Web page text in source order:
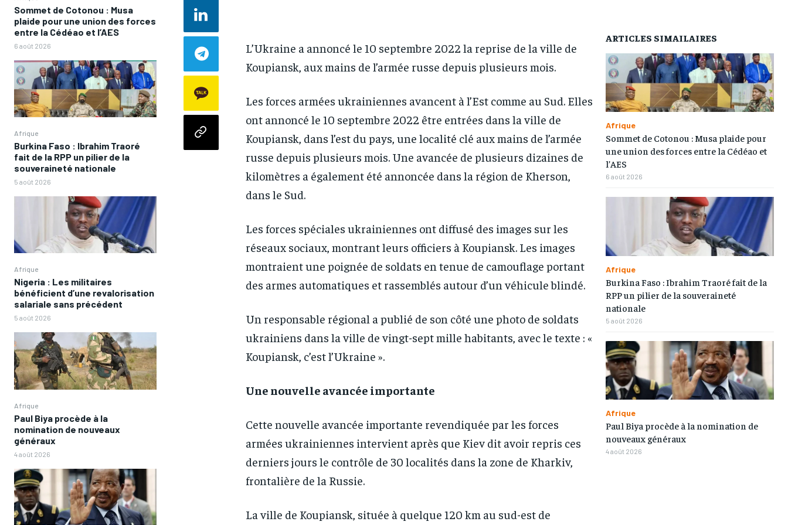
COMMUNIQUÉ
CULTURE
DIVERS
ECONOMIE
MONDE
OPPORTUNITÉ
L’INTEGRAL
TOGOREGARD
LOMEBOUGEINFO
NOUVELLE D’AFRIQUE
LEDEFENSEURINFO
228FOOT
ACTU LOMÉ
COMMUNIQUÉ
CULTURE
DIVERS
ECONOMIE
MONDE
OPPORTUNITÉ
L’INTEGRAL
TOGOREGARD
LOMEBOUGEINFO
NOUVELLE D’AFRIQUE
LEDEFENSEURINFO
228FOOT
ACTU LOMÉ
COMMUNIQUÉ
CULTURE
DIVERS
ECONOMIE
MONDE
OPPORTUNITÉ
L’INTEGRAL
TOGOREGARD
LOMEBOUGEINFO
NOUVELLE D’AFRIQUE
LEDEFENSEURINFO
228FOOT
ACTU LOMÉ
COMMUNIQUÉ
CULTURE
DIVERS
ECONOMIE
MONDE
OPPORTUNITÉ
L’INTEGRAL
TOGOREGARD
LOMEBOUGEINFO
NOUVELLE D’AFRIQUE
LEDEFENSEURINFO
228FOOT
ACTU LOMÉ
Sommet de Cotonou : Musa
plaide pour une union des forces
entre la Cédéao et l’AES
6 août 2026
Afrique
Burkina Faso : Ibrahim Traoré
fait de la RPP un pilier de la
souveraineté nationale
5 août 2026
Afrique
Nigeria : Les militaires
bénéficient d’une revalorisation
salariale sans précédent
5 août 2026
Afrique
Paul Biya procède à la
nomination de nouveaux
généraux
4 août 2026
L’Ukraine a annoncé le 10 septembre 2022 la reprise de la ville de
Koupiansk, aux mains de l’armée russe depuis plusieurs mois.
Les forces armées ukrainiennes avancent à l’Est comme au Sud. Elles
ont annoncé le 10 septembre 2022 être entrées dans la ville de
Koupiansk, dans l’est du pays, une localité clé aux mains de l’armée
russe depuis plusieurs mois. Une avancée de plusieurs dizaines de
kilomètres a également été annoncée dans la région de Kherson,
dans le Sud.
Les forces spéciales ukrainiennes ont diffusé des images sur les
réseaux sociaux, montrant leurs officiers à Koupiansk. Les images
montraient une poignée de soldats en tenue de camouflage portant
des armes automatiques et rassemblés autour d’un véhicule blindé.
Un responsable régional a publié de son côté une photo de soldats
ukrainiens dans la ville de vingt-sept mille habitants, avec le texte : «
Koupiansk, c’est l’Ukraine ».
Une nouvelle avancée importante
Cette nouvelle avancée importante revendiquée par les forces
armées ukrainiennes intervient après que Kiev dit avoir repris ces
derniers jours le contrôle de 30 localités dans la zone de Kharkiv,
frontalière de la Russie.
La ville de Koupiansk, située à quelque 120 km au sud-est de
ARTICLES SIMAILAIRES
Afrique
Sommet de Cotonou : Musa plaide pour
une union des forces entre la Cédéao et
l’AES
6 août 2026
Afrique
Burkina Faso : Ibrahim Traoré fait de la
RPP un pilier de la souveraineté
nationale
5 août 2026
Afrique
Paul Biya procède à la nomination de
nouveaux généraux
4 août 2026